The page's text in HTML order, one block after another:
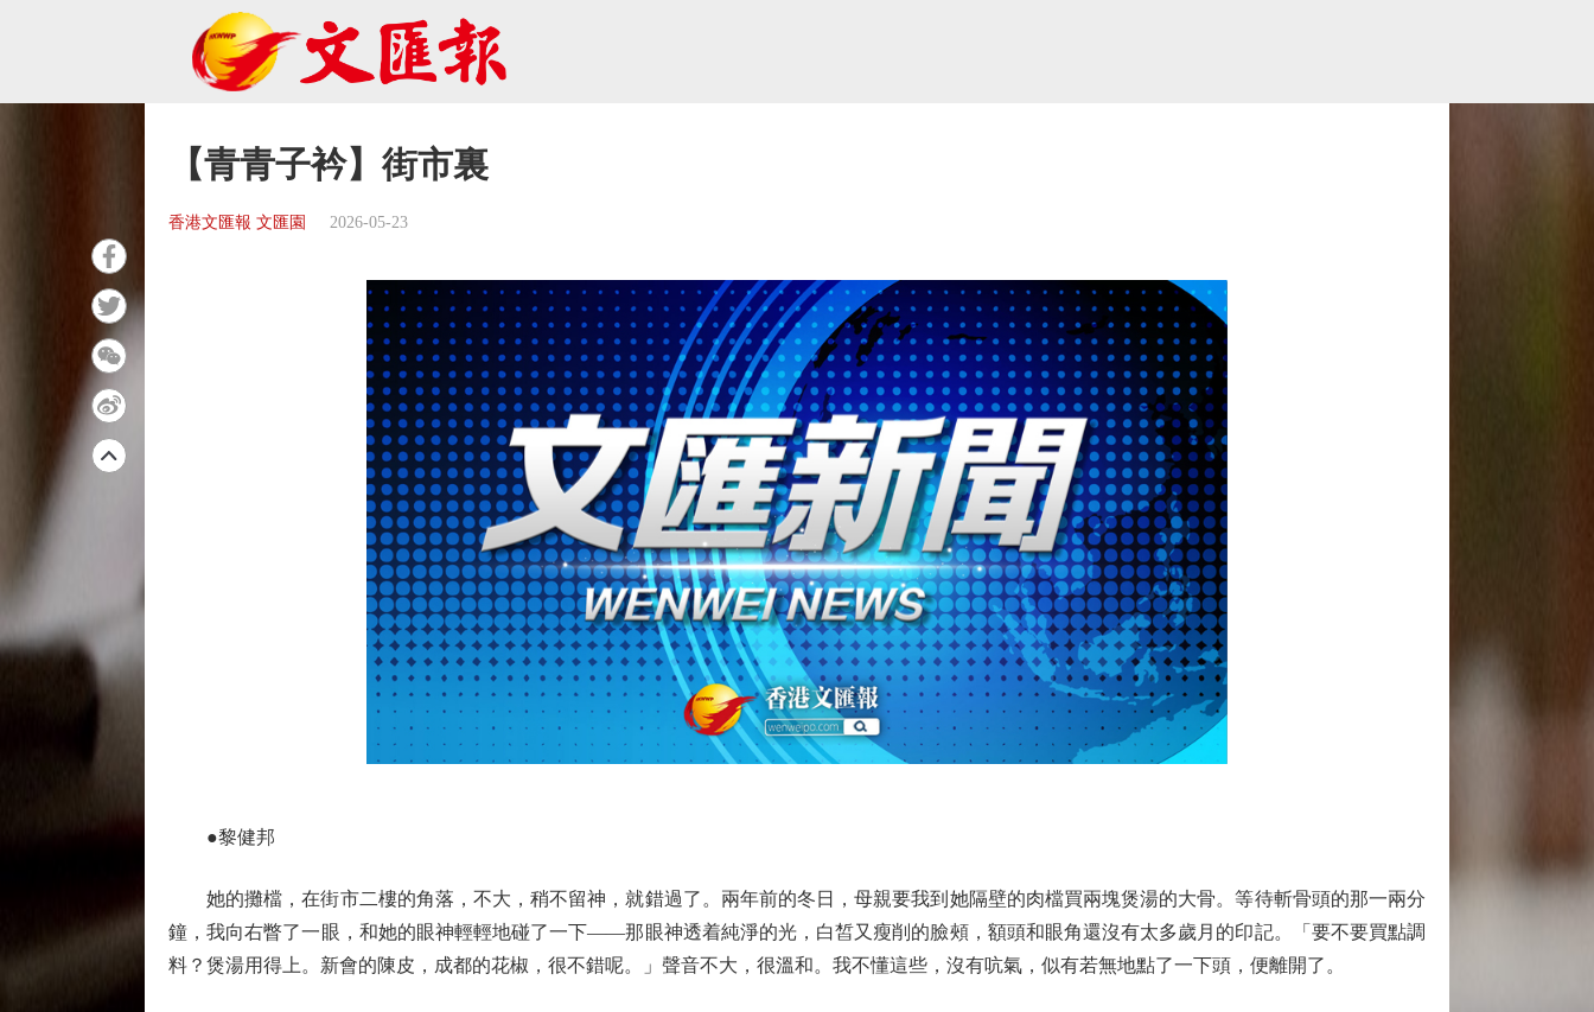
【青青子衿】街市裏
香港文匯報 文匯園 2026-05-23
●黎健邦
她的攤檔，在街市二樓的角落，不大，稍不留神，就錯過了。兩年前的冬日，母親要我到她隔壁的肉檔買兩塊煲湯的大骨。等待斬骨頭的那一兩分
鐘，我向右瞥了一眼，和她的眼神輕輕地碰了一下——那眼神透着純淨的光，白皙又瘦削的臉頰，額頭和眼角還沒有太多歲月的印記。「要不要買點調
料？煲湯用得上。新會的陳皮，成都的花椒，很不錯呢。」聲音不大，很溫和。我不懂這些，沒有吭氣，似有若無地點了一下頭，便離開了。